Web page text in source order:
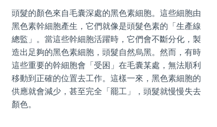
頭髮的顏色來自毛囊深處的黑色素細胞。這些細胞由
黑色素幹細胞產生，它們就像是頭髮色素的「生產線
總監」。當這些幹細胞活躍時，它們會不斷分化，製
造出足夠的黑色素細胞，頭髮自然烏黑。然而，有時
這些重要的幹細胞會「受困」在毛囊某處，無法順利
移動到正確的位置去工作。這樣一來，黑色素細胞的
供應就會減少，甚至完全「罷工」，頭髮就慢慢失去
顏色。